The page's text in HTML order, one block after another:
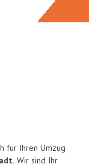
für Ihren Umzug
Wir sind Ihr